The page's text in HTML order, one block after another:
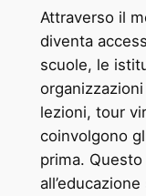
Attraverso il
diventa
scuole, le
lezioni, tour
coinvolgono
prima.